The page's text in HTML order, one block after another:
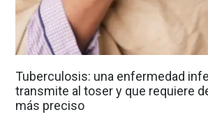
Tuberculosis: una enfermedad
transmite al toser y que requiere
más preciso